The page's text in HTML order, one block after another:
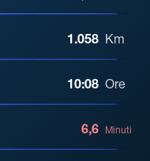
1.058 Km
10:08 Ore
6,6 Minuti